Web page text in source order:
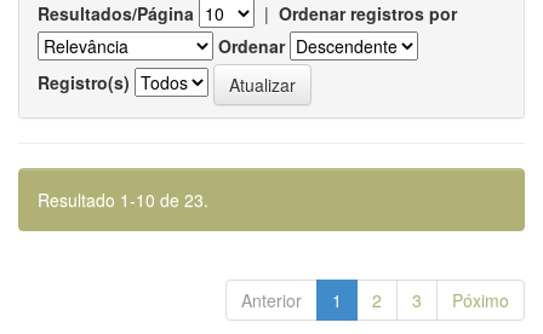
Resultados/Página | Ordenar registros por
Ordenar
Registro(s)
Resultado 1-10 de 23.
Anterior 1 2 3 Póximo